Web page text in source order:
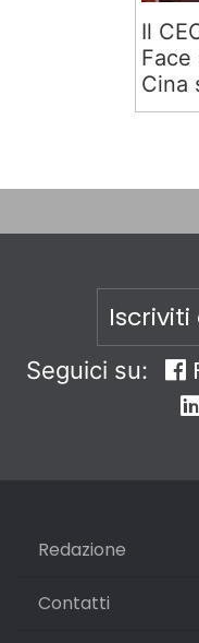
Il
Face
Cina
Seguici su:
Redazione
Contatti